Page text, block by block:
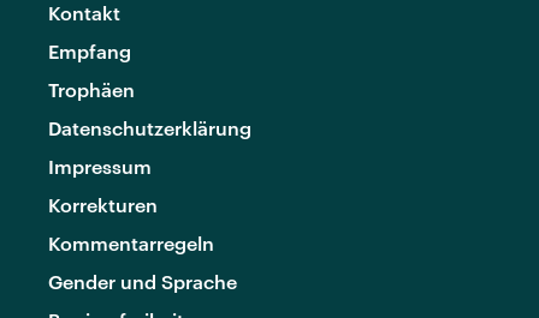
Kontakt
Empfang
Trophäen
Datenschutzerklärung
Impressum
Korrekturen
Kommentarregeln
Gender und Sprache